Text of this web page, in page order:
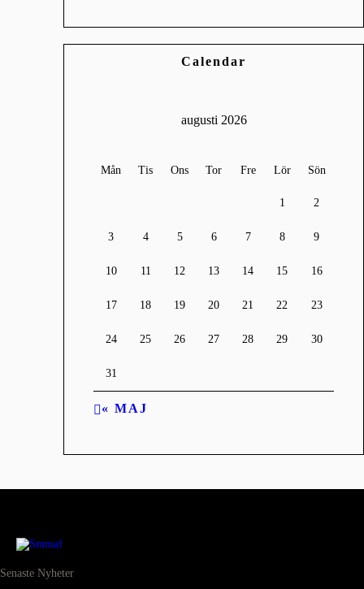
Calendar
augusti 2026
Mån Tis Ons Tor Fre Lör Sön
1 2
3 4 5 6 7 8 9
10 11 12 13 14 15 16
17 18 19 20 21 22 23
24 25 26 27 28 29 30
31
« MAJ
Senaste Nyheter